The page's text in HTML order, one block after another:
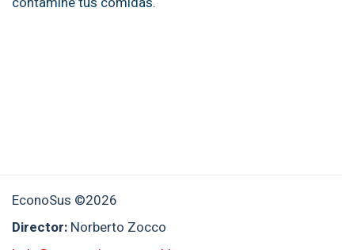
EconoSus ©2026
Director: Norberto Zocco